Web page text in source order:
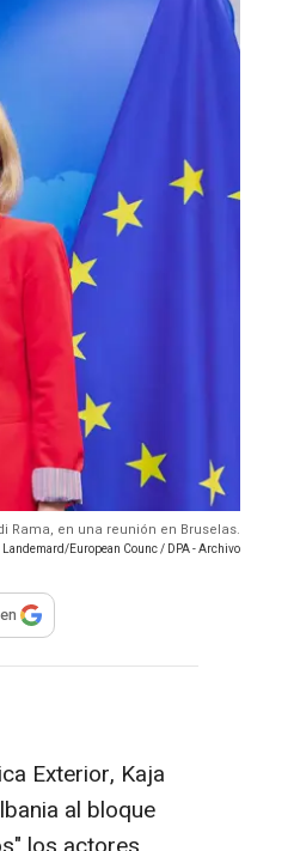
Rama, en una reunión en Bruselas.
European Counc / DPA - Archivo
compartir
Exterior, Kaja
al bloque